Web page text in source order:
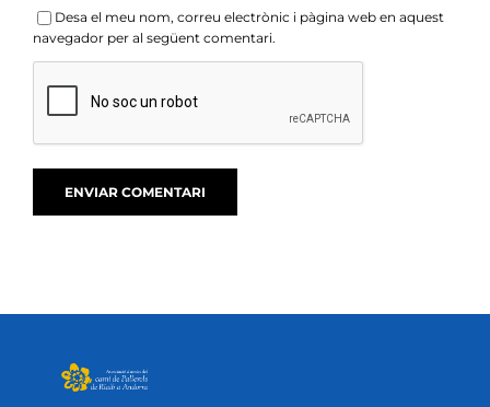
Desa el meu nom, correu electrònic i pàgina web en aquest
navegador per al següent comentari.